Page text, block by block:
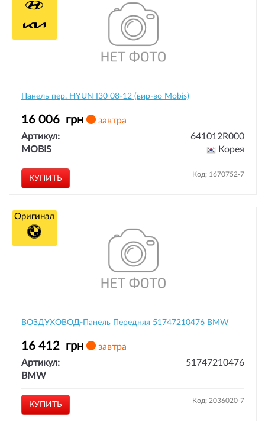
Панель пер. HYUN I30 08-12 (вир-во Mobis)
16 006 грн
завтра
Артикул:
641012R000
MOBIS
Корея
КУПИТЬ Код: 1670752-7
ВОЗДУХОВОД-Панель Передняя 51747210476 BMW
16 412 грн
завтра
Артикул:
51747210476
BMW
КУПИТЬ Код: 2036020-7
Оригинал